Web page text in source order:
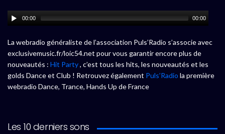
00:00 00:00
La webradio généraliste de l’association Puls’Radio s’associe avec
exclusivemusic.fr/loic54.net pour vous garantir encore plus de
nouveautés : Hit Party, c’est tous les hits, les nouveautés et les
golds Dance et Club ! Retrouvez également Puls’Radio la première
webradio Dance, Trance, Hands Up de France
Les 10 derniers sons